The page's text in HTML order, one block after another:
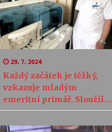
29. 7. 2024
Každý začátek je těžký,
vzkazuje mladým
emeritní primář. Sloužil
46 let